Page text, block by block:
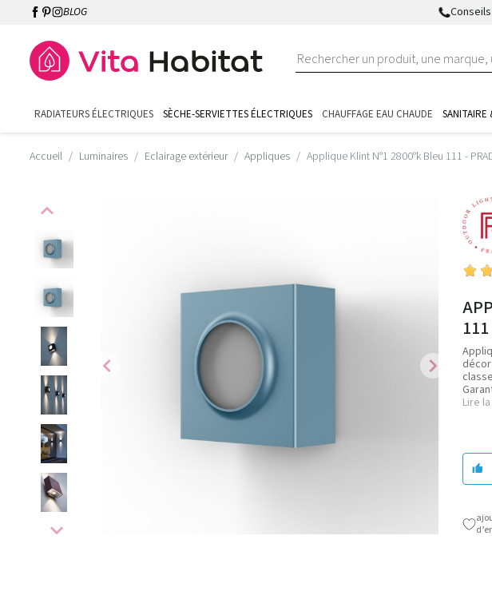
BLOG
RADIATEURS ÉLECTRIQUES SÈCHE-SERVIETTES ÉLECTRIQUES CHAUFFAGE EAU CHAUDE
Accueil Luminaires Eclairage extérieur Appliques Applique Klint N°1 2800°k Bleu 111 -
expand_less
expand_more
chevron_left chevron_right
décor
Lire
